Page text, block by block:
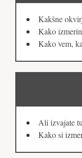
Kakšne
Kako
Kako vem,
Ali izvajate
Kako si